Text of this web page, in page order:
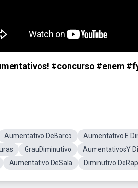
#concurso #enem
Aumentativo DeBarco Aumentativo E
GrauDiminutivo AumentativosY
Aumentativo DeSala Diminutivo